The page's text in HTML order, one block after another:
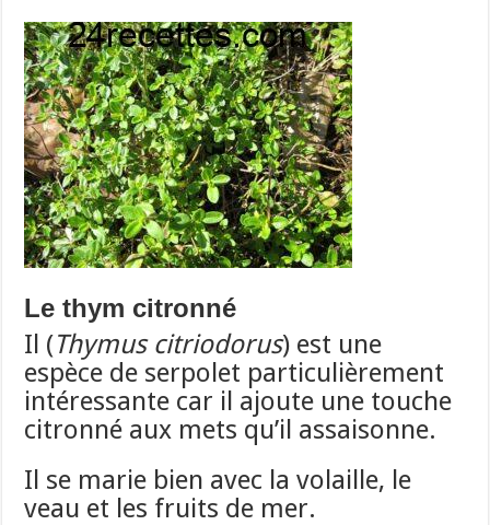
Le thym citronné
Il (Thymus citriodorus) est une
espèce de serpolet particulièrement
intéressante car il ajoute une touche
citronné aux mets qu’il assaisonne.
Il se marie bien avec la volaille, le
veau et les fruits de mer.